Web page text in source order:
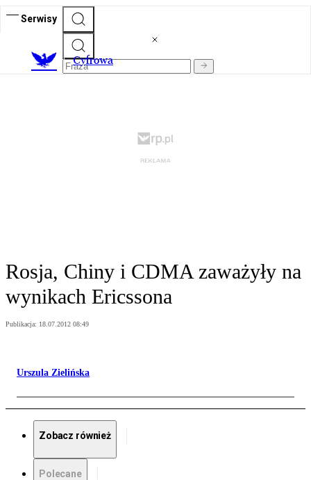
Serwisy
Cyfrowa
Rosja, Chiny i CDMA zaważyły na
wynikach Ericssona
Publikacja: 18.07.2012 08:49
Urszula Zielińska
Zobacz również
Polecane